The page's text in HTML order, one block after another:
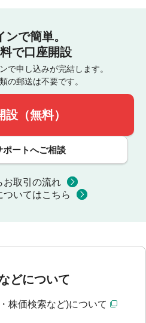
ンで簡単。
で口座開設
で申し込みが完結します。
の郵送は不要です。
設（無料）
ポートへご相談
お取引の流れ
いてはこちら
どについて
株価検索など)について